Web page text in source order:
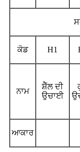
ਕੋਡ H1
ਨਾਮ
ਸ਼ੈੱਲ ਦੀ
ਉਚਾਈ
ਆਕਾਰ